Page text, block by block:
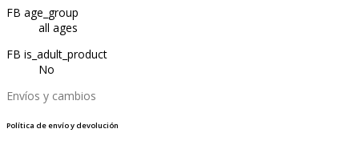
FB age_group
all ages
FB is_adult_product
No
Envíos y cambios
Política de envío y devolución